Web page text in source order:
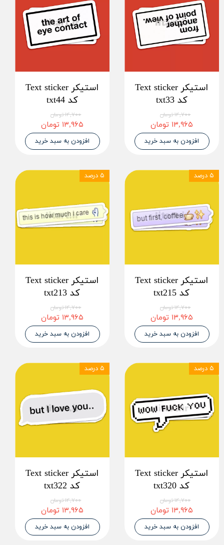
استیکر Text sticker
کد txt33
۱۴,۷۰۰ تومان
۱۳,۹۶۵ تومان
افزودن به سبد خرید
استیکر Text sticker
کد txt44
۱۴,۷۰۰ تومان
۱۳,۹۶۵ تومان
افزودن به سبد خرید
استیکر Text sticker
کد txt215
۱۴,۷۰۰ تومان
۱۳,۹۶۵ تومان
افزودن به سبد خرید
۵ درصد
استیکر Text sticker
کد txt213
۱۴,۷۰۰ تومان
۱۳,۹۶۵ تومان
افزودن به سبد خرید
۵ درصد
استیکر Text sticker
کد txt320
۱۴,۷۰۰ تومان
۱۳,۹۶۵ تومان
افزودن به سبد خرید
۵ درصد
استیکر Text sticker
کد txt322
۱۴,۷۰۰ تومان
۱۳,۹۶۵ تومان
افزودن به سبد خرید
۵ درصد